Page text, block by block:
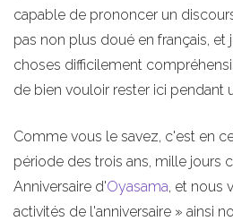
capable de prononcer un
pas non plus doué en français, et
choses difficilement
de bien vouloir rester ici pendant
Comme vous le savez, c'est en
période des trois ans, mille jours
Anniversaire d'Oyasama, et nous
activités de l'anniversaire » ainsi